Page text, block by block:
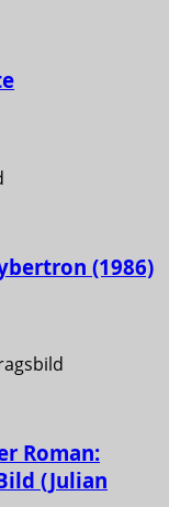
(1986)
Roman:
(Julian